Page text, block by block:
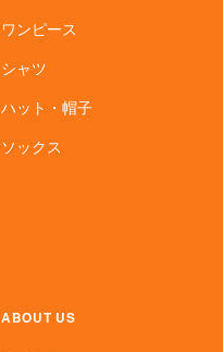
ワンピース
シャツ
ハット・帽子
ソックス
ABOUT US